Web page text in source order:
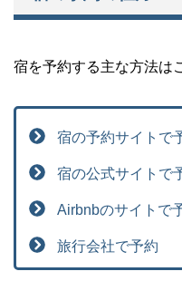
宿を予約する主な方法は
宿の予約サイトで
宿の公式サイトで
Airbnbのサイトで
旅行会社で予約